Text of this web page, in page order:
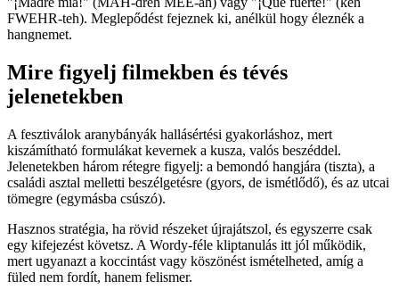
FWEHR-teh). Meglepődést fejeznek ki, anélkül hogy éleznék a
hangnemet.
Mire figyelj filmekben és tévés
jelenetekben
A fesztiválok aranybányák hallásértési gyakorláshoz, mert
kiszámítható formulákat kevernek a kusza, valós beszéddel.
Jelenetekben három rétegre figyelj: a bemondó hangjára (tiszta), a
családi asztal melletti beszélgetésre (gyors, de ismétlődő), és az utcai
tömegre (egymásba csúszó).
Hasznos stratégia, ha rövid részeket újrajátszol, és egyszerre csak
egy kifejezést követsz. A Wordy-féle kliptanulás itt jól működik,
mert ugyanazt a koccintást vagy köszönést ismételheted, amíg a
füled nem fordít, hanem felismer.